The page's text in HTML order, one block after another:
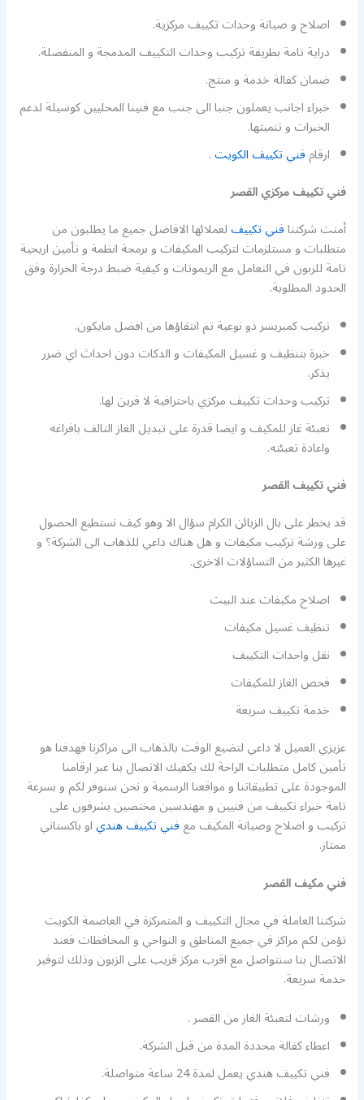
اصلاح و صيانة وحدات تكييف مركزية.
دراية تامة بطريقة تركيب وحدات التكييف المدمجة و المنفصلة.
ضمان كفالة خدمة و منتج.
خبراء اجانب يعملون جنبا الى جنب مع فنينا المحليين كوسيلة لدعم
الخبرات و تنميتها.
ارقامفني تكييف الكويت.
فني تكييف مركزي القصر
أمنت شركتنافني تكييفلعملائها الافاضل جميع ما يطلبون من
متطلبات و مستلزمات لتركيب المكيفات و برمجة انظمة و تأمين اريحية
تامة للزبون في التعامل مع الريموتات و كيفية ضبط درجة الحرارة وفق
الحدود المطلوبة.
تركيب كمبريسر ذو نوعية تم انتقاؤها من افضل مايكون.
خبرة بتنظيف و غسيل المكيفات و الدكات دون احداث اي ضرر
يذكر.
تركيب وحدات تكييف مركزي باحترافية لا قرين لها.
تعبئة غاز للمكيف و ايضا قدرة على تبديل الغاز التالف بافراغه
واعادة تعبئته.
فني تكييف القصر
قد يخطر على بال الزبائن الكرام سؤال الا وهو كيف نستطيع الحصول
على ورشة تركيب مكيفات و هل هناك داعي للذهاب الى الشركة؟ و
غيرها الكثير من التساؤلات الاخرى.
اصلاح مكيفات عند البيت
تنظيف غسيل مكيفات
نقل واحدات التكييف
فحص الغاز للمكيفات
خدمة تكييف سريعة
عزيزي العميل لا داعي لتضيع الوقت بالذهاب الى مراكزنا فهدفنا هو
تأمين كامل متطلبات الراحة لك يكفيك الاتصال بنا عبر ارقامنا
الموجودة على تطبيقاتنا و مواقعنا الرسمية و نحن سنوفر لكم و بسرعة
تامة خبراء تكييف من فنيين و مهندسين مختصين يشرفون على
تركيب و اصلاح وصيانة المكيف معفني تكييف هندياو باكستاني
ممتاز.
فني مكيف القصر
شركتنا العاملة في مجال التكييف و المتمركزة في العاصمة الكويت
تؤمن لكم مراكز في جميع المناطق و النواحي و المحافظات فعند
الاتصال بنا سنتواصل مع اقرب مركز قريب على الزبون وذلك لتوفير
خدمة سريعة.
ورشات لتعبئة الغاز من القصر .
اعطاء كفالة محددة المدة من قبل الشركة.
فني تكييف هندي يعمل لمدة 24 ساعة متواصلة.